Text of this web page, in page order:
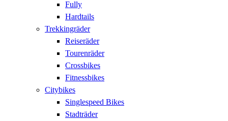
Fully
Hardtails
Trekkingräder
Reiseräder
Tourenräder
Crossbikes
Fitnessbikes
Citybikes
Singlespeed Bikes
Stadträder